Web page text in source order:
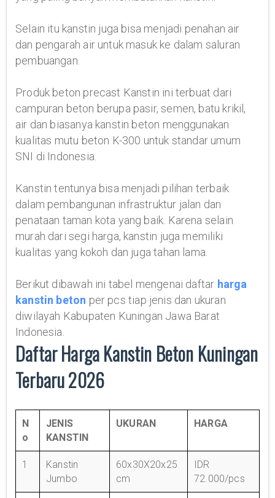
Selain itu kanstin juga bisa menjadi penahan air
dan pengarah air untuk masuk ke dalam saluran
pembuangan.
Produk beton precast Kanstin ini terbuat dari
campuran beton berupa pasir, semen, batu krikil,
air dan biasanya kanstin beton menggunakan
kualitas mutu beton K-300 untuk standar umum
SNI di Indonesia.
Kanstin tentunya bisa menjadi pilihan terbaik
dalam pembangunan infrastruktur jalan dan
penataan taman kota yang baik. Karena selain
murah dari segi harga, kanstin juga memiliki
kualitas yang kokoh dan juga tahan lama.
Berikut dibawah ini tabel mengenai daftar harga
kanstin beton per pcs tiap jenis dan ukuran
diwilayah Kabupaten Kuningan Jawa Barat
Indonesia.
Daftar Harga Kanstin Beton Kuningan
Terbaru 2026
N
o
JENIS
KANSTIN
UKURAN HARGA
1
Kanstin
Jumbo
60x30X20x25
cm
IDR
72.000/pcs